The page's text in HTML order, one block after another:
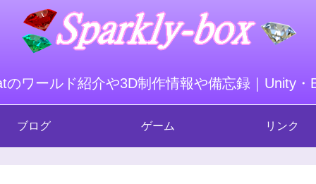
のワールド紹介や3D制作情報や備忘録｜Unity・
ブログ ゲーム リンク